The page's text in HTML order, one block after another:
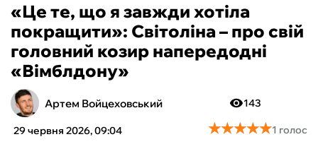
БОКС
ХОКЕЙ
ТЕНІС
«Це те, що я завжди хотіла
покращити»: Світоліна – про свій
головний козир напередодні
«Вімблдону»
Артем Войцеховський
29 червня 2026, 09:04
143
★★★★★
★★★★★1 голос